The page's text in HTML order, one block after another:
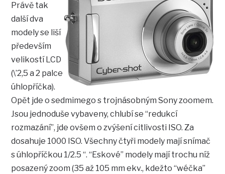
Právě tak
další dva
modely se liší
především
velikostí LCD
(\’2,5 a 2 palce
úhlopříčka).
Opět jde o sedmimego s trojnásobným Sony zoomem.
Jsou jednoduše vybaveny, chlubí se “redukcí
rozmazání”, jde ovšem o zvýšení citlivosti ISO. Za
dosahuje 1000 ISO. Všechny čtyři modely mají snímač
s úhlopříčkou 1/2.5 “. “Eskové” modely mají trochu níž
posazený zoom (35 až 105 mm ekv., kdežto “wéčka”